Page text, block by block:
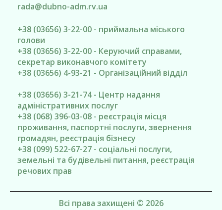
rada@dubno-adm.rv.ua
+38 (03656) 3-22-00 - приймальна міського
голови
+38 (03656) 3-22-00 - Керуючий справами,
секретар виконавчого комітету
+38 (03656) 4-93-21 - Організаційний відділ
+38 (03656) 3-21-74 - Центр надання
адміністративних послуг
+38 (068) 396-03-08 - реєстрація місця
проживання, паспортні послуги, звернення
громадян, реєстрація бізнесу
+38 (099) 522-67-27 - соціальні послуги,
земельні та будівельні питання, реєстрація
речових прав
Всі права захищені © 2026